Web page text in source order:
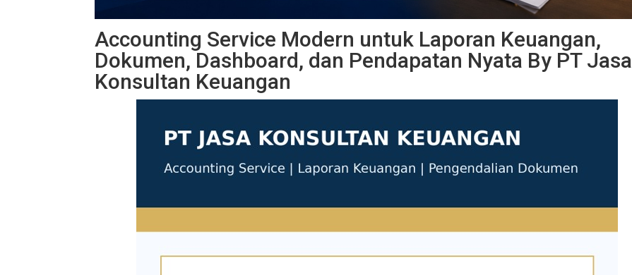
Accounting Service Modern untuk Laporan Keuangan,
Dokumen, Dashboard, dan Pendapatan Nyata By PT Jasa
Konsultan Keuangan